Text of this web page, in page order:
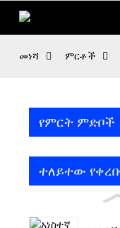
መነሻ ምርቶች
የምርት ምድቦች
ተለይተው
Loading...
Loading...